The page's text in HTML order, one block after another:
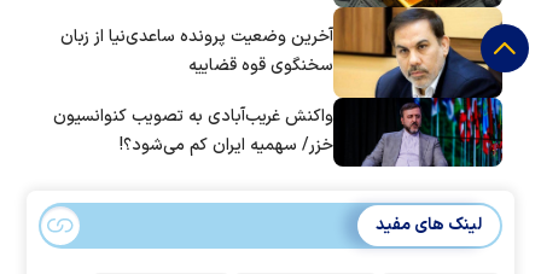
آخرین وضعیت پرونده ساعدی‌نیا از زبان
سخنگوی قوه قضاییه
واکنش غریب‌آبادی به تصویب کنوانسیون
خزر/ سهمیه ایران کم می‌شود؟!
لینک های مفید